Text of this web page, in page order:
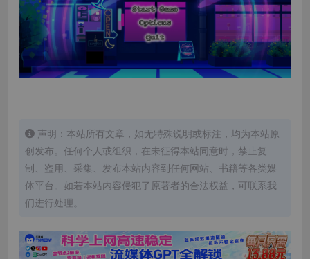
声明：本站所有文章，如无特殊说明或标注，均为本站原
创发布。任何个人或组织，在未征得本站同意时，禁止复
制、盗用、采集、发布本站内容到任何网站、书籍等各类媒
体平台。如若本站内容侵犯了原著者的合法权益，可联系我
们进行处理。